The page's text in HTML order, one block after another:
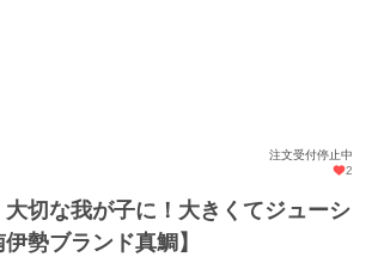
注文受付停止中
2
大切な我が子に！大きくてジューシ
勢ブランド真鯛】